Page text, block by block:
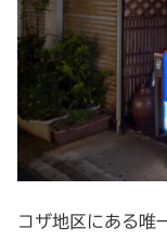
コザ地区にある唯